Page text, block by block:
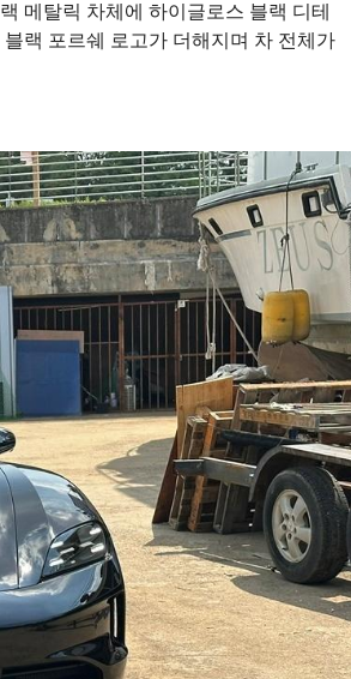
메탈릭 차체에 하이글로스 블랙 디테
랙 포르쉐 로고가 더해지며 차 전체가